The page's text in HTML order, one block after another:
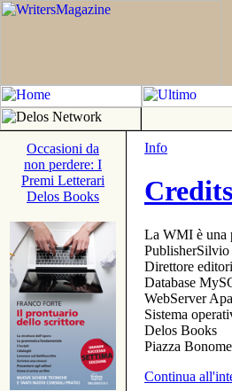
Occasioni da
non perdere: I
Premi Letterari
Delos Books
Info
Credits
La WMI è una
PublisherSilvio
Direttore
Database
WebServer
Sistema
Delos Books
Piazza
Continua